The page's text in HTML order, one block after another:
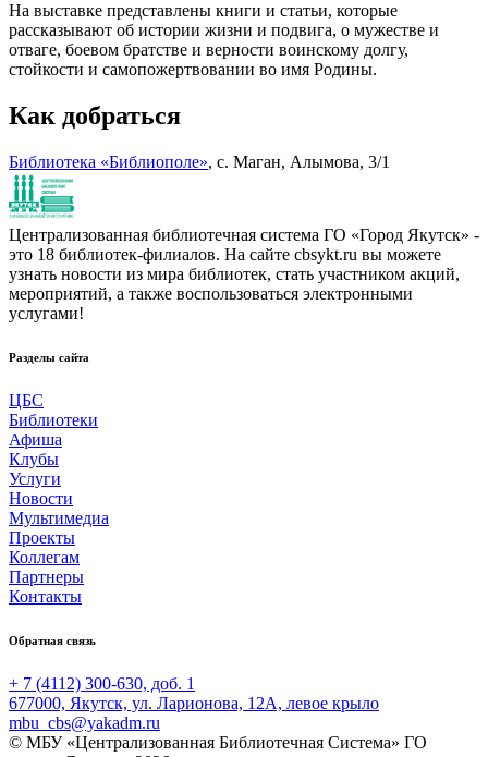
На выставке представлены книги и статьи, которые
рассказывают об истории жизни и подвига, о мужестве и
отваге, боевом братстве и верности воинскому долгу,
стойкости и самопожертвовании во имя Родины.
Как добраться
Библиотека «Библиополе», с. Маган, Алымова, 3/1
Централизованная библиотечная система ГО «Город Якутск» -
это 18 библиотек-филиалов. На сайте cbsykt.ru вы можете
узнать новости из мира библиотек, стать участником акций,
мероприятий, а также воспользоваться электронными
услугами!
Разделы сайта
ЦБС
Библиотеки
Афиша
Клубы
Услуги
Новости
Мультимедиа
Проекты
Коллегам
Партнеры
Контакты
Обратная связь
+ 7 (4112) 300-630, доб. 1
677000, Якутск, ул. Ларионова, 12А, левое крыло
mbu_cbs@yakadm.ru
© МБУ «Централизованная Библиотечная Система» ГО